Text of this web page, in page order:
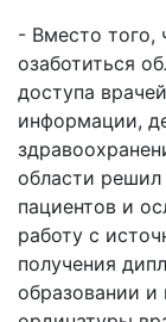
- Вместо того,
озаботиться
доступа
информации,
области
пациентов и
работу с
получения
образовании